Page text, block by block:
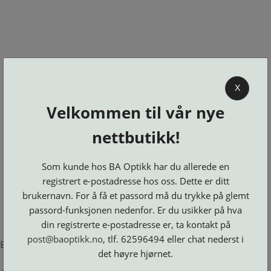
BA OPTIKK
KJØPSVILKÅR
OSS
BESTILL
DELER
LOGG INN
Brillerens
Brillesnorer
Clip-
on
Suncover
Etuier
Innfatninger
Lesebriller
Luper
og
Speil
Maskiner
Microkluter
Neseputer
Se alle kategorier
Error loading product page.
X
Velkommen til vår nye
nettbutikk!
Som kunde hos BA Optikk har du allerede en
registrert e-postadresse hos oss. Dette er ditt
brukernavn. For å få et passord må du trykke på glemt
passord-funksjonen nedenfor. Er du usikker på hva
din registrerte e-postadresse er, ta kontakt på
post@baoptikk.no, tlf. 62596494 eller chat nederst i
det høyre hjørnet.